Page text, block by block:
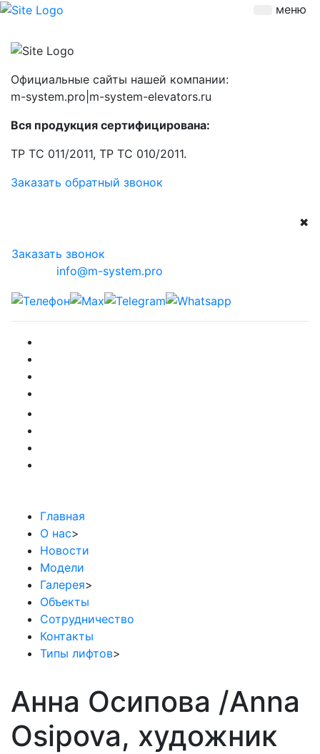
меню
Официальные сайты нашей компании:
m-system.pro|m-system-elevators.ru
Вся продукция сертифицирована:
ТР ТС 011/2011, ТР ТС 010/2011.
Заказать обратный звонок
✖
Заказать звонок
info@m-system.pro
Главная
О нас>
Новости
Модели
Галерея>
Объекты
Сотрудничество
Контакты
Типы лифтов>
Анна Осипова /Anna
Osipova, художник